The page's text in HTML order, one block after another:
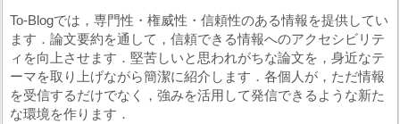
To-Blogでは，専門性・権威性・信頼性のある情報を提供してい
ます．​論文要約を通して，信頼できる情報へのアクセシビリテ
ィを向上させます．​堅苦しいと思われがちな論文を，身近なテ
ーマを取り上げながら簡潔に紹介します．​各個人が，ただ情報
を受信するだけでなく，強みを活用して発信できるような新た
な環境を作ります．